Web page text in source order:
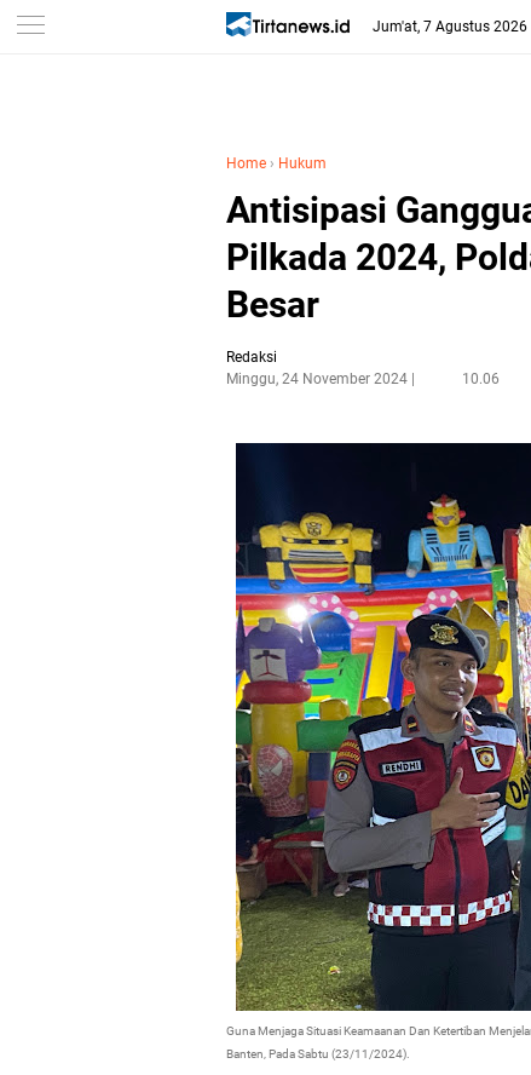
Jum'at, 7 Agustus 2026
Home › Hukum
Antisipasi
Pilkada 2024,
Besar
Redaksi
Minggu, 24 November 2024
10.06
Guna Menjaga Situasi Keamaanan Dan Ketertiban
Banten, Pada Sabtu (23/11/2024).